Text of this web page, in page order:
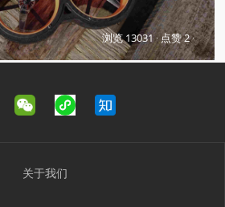
浏览 13031· 点赞 2·
关于我们